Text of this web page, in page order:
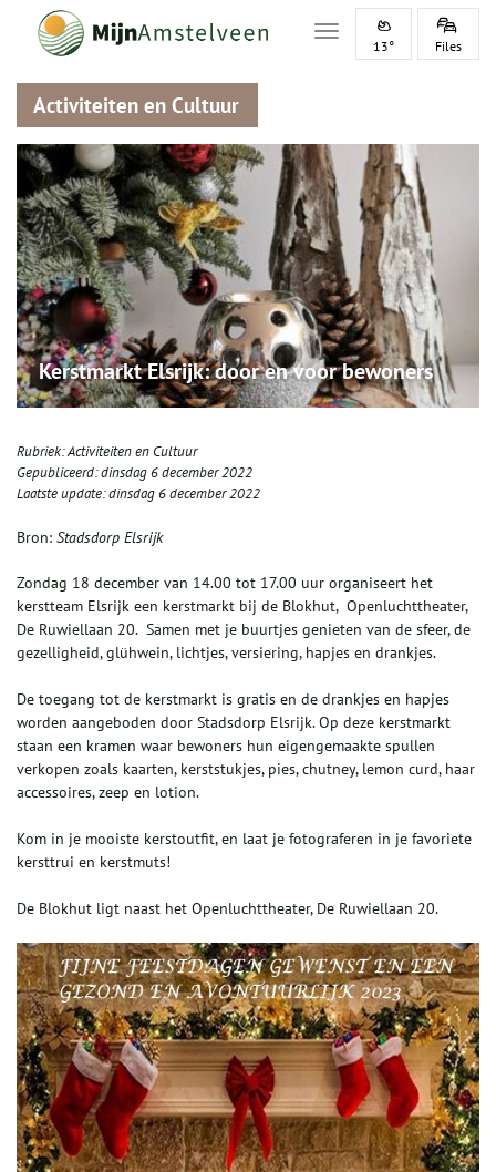
Toggle navigation
13° Files
Activiteiten en Cultuur
Kerstmarkt Elsrijk: door en voor bewoners
Rubriek:Activiteiten en Cultuur
Gepubliceerd:dinsdag 6 december 2022
Laatste update:dinsdag 6 december 2022
Bron: Stadsdorp Elsrijk
Zondag 18 december van 14.00 tot 17.00 uur organiseert het
kerstteam Elsrijk een kerstmarkt bij de Blokhut, Openluchttheater,
De Ruwiellaan 20. Samen met je buurtjes genieten van de sfeer, de
gezelligheid, glühwein, lichtjes, versiering, hapjes en drankjes.
De toegang tot de kerstmarkt is gratis en de drankjes en hapjes
worden aangeboden door Stadsdorp Elsrijk. Op deze kerstmarkt
staan een kramen waar bewoners hun eigengemaakte spullen
verkopen zoals kaarten, kerststukjes, pies, chutney, lemon curd, haar
accessoires, zeep en lotion.
Kom in je mooiste kerstoutfit, en laat je fotograferen in je favoriete
kersttrui en kerstmuts!
De Blokhut ligt naast het Openluchttheater, De Ruwiellaan 20.